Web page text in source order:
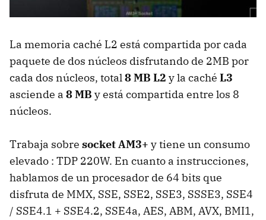
La memoria caché L2 está compartida por cada
paquete de dos núcleos disfrutando de 2MB por
cada dos núcleos, total8 MB L2 y la caché L3
asciende a 8 MB y está compartida entre los 8
núcleos.
Trabaja sobre socket AM3+ y tiene un consumo
elevado : TDP 220W. En cuanto a instrucciones,
hablamos de un procesador de 64 bits que
disfruta de MMX, SSE, SSE2, SSE3, SSSE3, SSE4
/ SSE4.1 + SSE4.2, SSE4a, AES, ABM, AVX, BMI1,